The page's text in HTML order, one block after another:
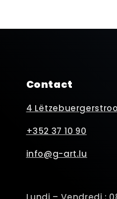
Contact
4
+352 37 10 90
info@g-art.lu